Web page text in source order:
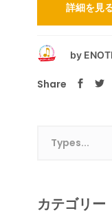
詳細を見
by
Share
カテゴリー